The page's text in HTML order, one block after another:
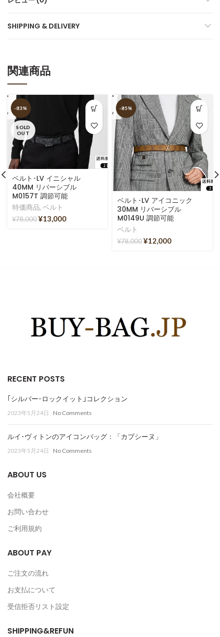
SHIPPING & DELIVERY
関連商品
-83%
SOLD
OUT
ベルト･LV イニシャル
40MM リバーシブル
M0157T 調節可能
特価商品, ベルト
¥78,000¥13,000
-85%
ベルト･LV アイコニック
30MM リバーシブル
M0149U 調節可能
ベルト
¥78,000¥12,000
RECENT POSTS
｢シルバー･ロックイット｣コレクション
2023年5月24日 No Comments
ルイ･ヴィトンのアイコンバッグ：「カプシーヌ」
2023年5月24日 No Comments
ABOUT US
会社概要
お問い合わせ
ご利用規約
ABOUT PAY
ご注文の流れ
お支払について
受信拒否リスト設定
SHIPPING&REFUN